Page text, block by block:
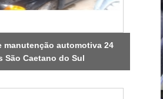
manutenção automotiva 24
São Caetano do Sul